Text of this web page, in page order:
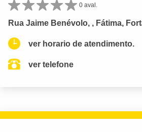
0 aval.
Rua Jaime Benévolo, , Fátima,
ver horario de atendimento.
ver telefone